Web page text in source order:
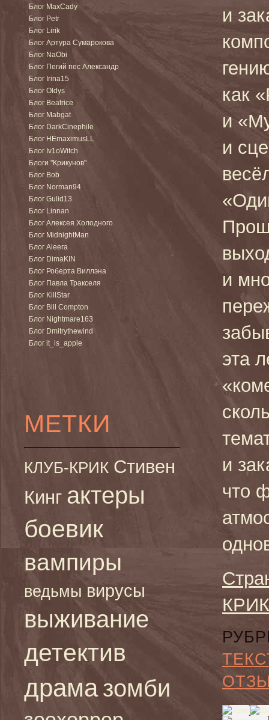
Блог MaxCady
Блог Petr
Блог Lirik
Блог Артура Сумарокова
Блог NaObi
Блог Пегий пес Александр
Блог Irina15
Блог Oldys
Блог Beatrice
Блог Mabgat
Блог DarkCinephile
Блог HEmaximusLL
Блог Iv1oWitch
Блоги "Крикунов"
Блог Bob
Блог Norman94
Блог Gulid13
Блог Linnan
Блог Алексея Холодного
Блог MidnightMan
Блог Aleera
Блог DimaKIN
Блог Роберта Виллэна
Блог Павла Тракселя
Блог KillStar
Блог Bill Compton
Блог Nightmare163
Блог Dmitrythewind
Блог it_is_apple
МЕТКИ
КЛУБ-КРИК Стивен
Кинг актеры
боевик
вампиры
ведьмы вирусы
выживание
детектив
драма зомби
и
как
и
и
и
эта
и
что